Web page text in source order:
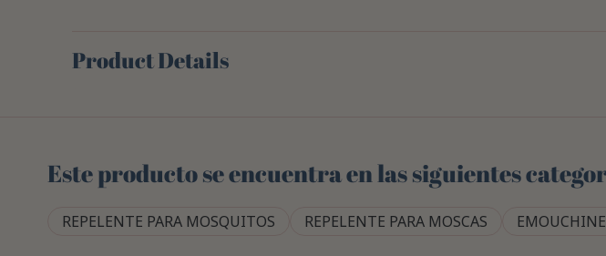
Product Details
Este producto se encuentra en las siguientes
REPELENTE PARA MOSQUITOS REPELENTE PARA MOSCAS EMOUCHINE